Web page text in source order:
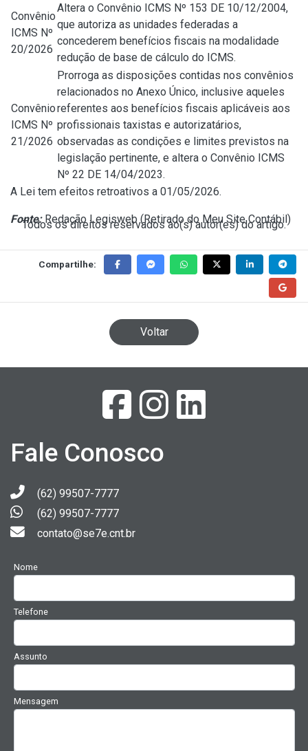
Convênio
ICMS Nº
20/2026
Altera o Convênio ICMS Nº 153 DE 10/12/2004,
que autoriza as unidades federadas a
concederem benefícios fiscais na modalidade
redução de base de cálculo do ICMS.
Convênio
ICMS Nº
21/2026
Prorroga as disposições contidas nos convênios
relacionados no Anexo Único, inclusive aqueles
referentes aos benefícios fiscais aplicáveis aos
profissionais taxistas e autorizatários,
observadas as condições e limites previstos na
legislação pertinente, e altera o Convênio ICMS
Nº 22 DE 14/04/2023.
A Lei tem efeitos retroativos a 01/05/2026.
Fonte:Redação Legisweb (Retirado do Meu Site Contábil)
Todos os direitos reservados ao(s) autor(es) do artigo.
Compartilhe:
Voltar
Fale Conosco
(62) 99507-7777
(62) 99507-7777
contato@se7e.cnt.br
Nome
Telefone
Assunto
Mensagem